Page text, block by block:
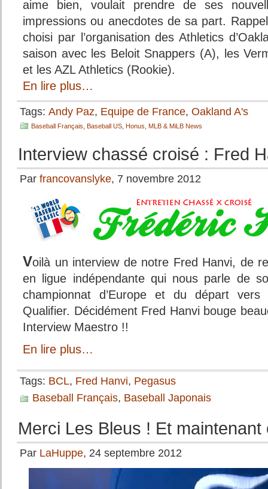
aime bien, voulait prendre de ses
impressions ou anecdotes de sa part.
choisi par l’organisation des Athletics
saison avec les Beloit Snappers (A), les
et les AZL Athletics (Rookie).
En lire plus…
Tags: Andy Paz, Equipe de France, Oakland A's
Baseball Français Baseball US Honus MLB & MiLB News
Interview chassé croisé : Fred
Par francovanslyke, 7 novembre 2012
Voilà un interview de notre Fred Hanvi, de
en ligue indépendante qui nous parle de
championnat d’Europe et du départ
Qualifier. Décidément Fred Hanvi bouge
Interview Maestro !!
En lire plus…
Tags: BCL, Fred Hanvi, Pegasus
Baseball Français, Baseball Japonais
Merci Les Bleus ! Et maintenant
Par LaHuppe, 24 septembre 2012